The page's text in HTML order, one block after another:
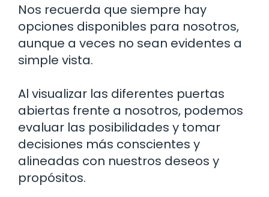
Nos recuerda que siempre hay
opciones disponibles para nosotros,
aunque a veces no sean evidentes a
simple vista.
Al visualizar las diferentes puertas
abiertas frente a nosotros, podemos
evaluar las posibilidades y tomar
decisiones más conscientes y
alineadas con nuestros deseos y
propósitos.